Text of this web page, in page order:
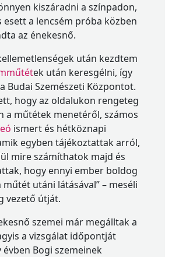
kiszáradni a színpadon,
esett a lencsém próba közben
az énekesnő.
után kezdtem
ek után keresgélni, így
Budai Szemészeti Központot.
hogy az oldalukon rengeteg
a műtétek menetéről, számos
ismert és hétköznapi
egyben tájékoztattak arról,
mire számíthatok majd és
hogy ennyi ember boldog
műtét utáni látásával” – meséli
vezető útját.
szemei már megálltak a
a vizsgálat időpontját
évben Bogi szemeinek